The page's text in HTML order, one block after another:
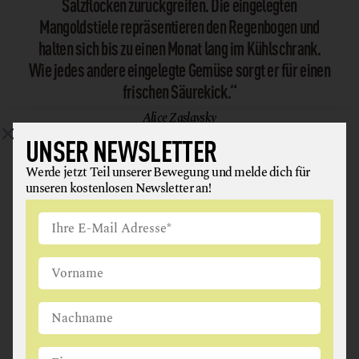
Mangoldstiele repräsentieren den Regenbogen und
halten sich bis zu einen Monat lang im Kühlschrank.
Wie jedes andere eingelegte Gemüse sorgt er für einen
frischen Säurekick.“
Alice Zaslavsky
UNSER NEWSLETTER
Werde jetzt Teil unserer Bewegung und melde dich für
unseren kostenlosen Newsletter an!